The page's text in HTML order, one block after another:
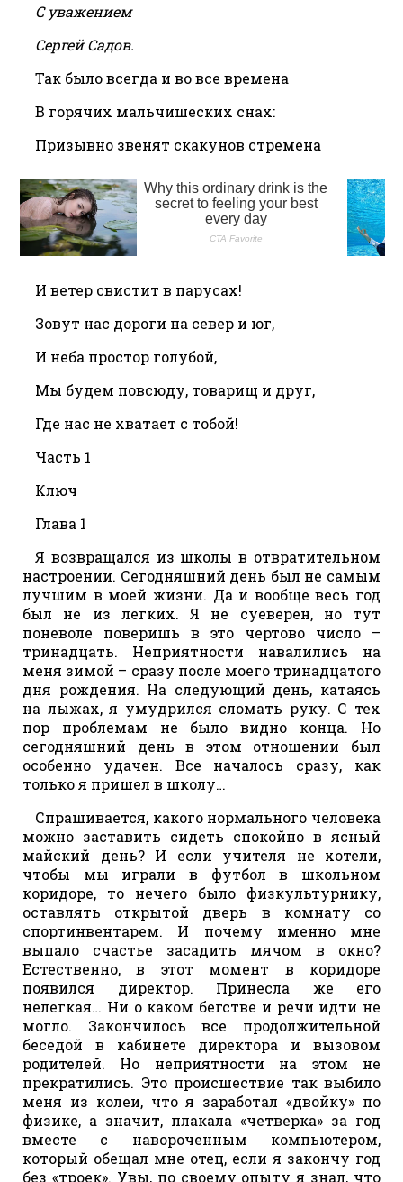
С уважением
Сергей Садов.
Так было всегда и во все времена
В горячих мальчишеских снах:
Призывно звенят скакунов стремена
И ветер свистит в парусах!
Зовут нас дороги на север и юг,
И неба простор голубой,
Мы будем повсюду, товарищ и друг,
Где нас не хватает с тобой!
Часть 1
Ключ
Глава 1
Я возвращался из школы в отвратительном
настроении. Сегодняшний день был не самым
лучшим в моей жизни. Да и вообще весь год
был не из легких. Я не суеверен, но тут
поневоле поверишь в это чертово число –
тринадцать. Неприятности навалились на
меня зимой – сразу после моего тринадцатого
дня рождения. На следующий день, катаясь
на лыжах, я умудрился сломать руку. С тех
пор проблемам не было видно конца. Но
сегодняшний день в этом отношении был
особенно удачен. Все началось сразу, как
только я пришел в школу…
Спрашивается, какого нормального человека
можно заставить сидеть спокойно в ясный
майский день? И если учителя не хотели,
чтобы мы играли в футбол в школьном
коридоре, то нечего было физкультурнику,
оставлять открытой дверь в комнату со
спортинвентарем. И почему именно мне
выпало счастье засадить мячом в окно?
Естественно, в этот момент в коридоре
появился директор. Принесла же его
нелегкая… Ни о каком бегстве и речи идти не
могло. Закончилось все продолжительной
беседой в кабинете директора и вызовом
родителей. Но неприятности на этом не
прекратились. Это происшествие так выбило
меня из колеи, что я заработал «двойку» по
физике, а значит, плакала «четверка» за год
вместе с навороченным компьютером,
который обещал мне отец, если я закончу год
без «троек». Увы, по своему опыту я знал, что